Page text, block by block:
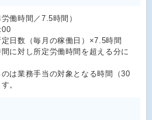
働時間／7.5時間）
日数（毎月の稼働日）×7.5時間
に対し所定労働時間を超える分に
は業務手当の対象となる時間（30
。